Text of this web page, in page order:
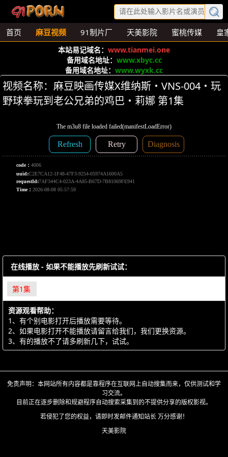
首页 麻豆视频 91制片厂 天美影院 蜜桃传媒 皇
本站易记域名： www.tianmei.one
备用域名地址： www.xbyc.cc
备用域名地址： www.wyxk.cc
视频名称：麻豆映画传媒X维纳斯・VNS-004・玩
野球拳玩到老公兄弟的鸡巴・莉娜 第1集
在线播放 - 如果不能播放先刷新试试：
第1集
资源观看帮助：
1、有个别电影打开后播放需要等待。
2、如果电影打开不能播放请留言给我们，我们更换资源。
3、有的播放不了请多刷新几下，试试。
免责声明：本网站所有内容都是靠程序在互联网上自动搜集而来，仅供测试和学
习交流。
目前正在逐步删除和规避程序自动搜索采集到的不提供分享的版权影视。
若侵犯了您的权益，请即时发邮件通知站长 万分感谢！
天美影院